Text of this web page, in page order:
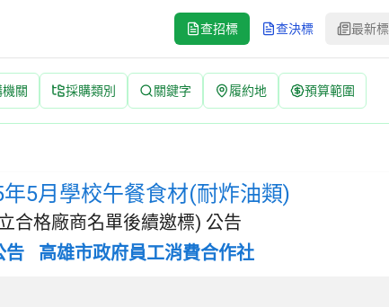
查招標 查決標 最新
關 採購類別 關鍵字 履約地 預算範圍
校午餐食材(耐炸油類) 招標公告 | 案號：F1140501228322-
類,魚,果實,蔬菜,及油脂 | 招標方式：選擇性招標(建立合
5月學校午餐食材(耐炸油類)
合格廠商名單後續邀標) 公告
告 高雄市政府員工消費合作社